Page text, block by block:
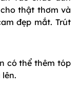
thật thơm và
đẹp mắt. Trút
có thể thêm tóp